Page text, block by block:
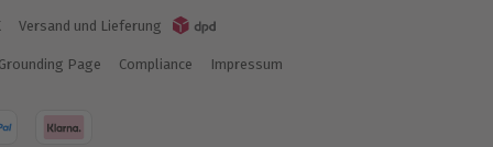
Versand und Lieferung
Grounding Page Compliance Impressum